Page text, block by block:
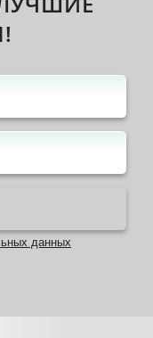
данных